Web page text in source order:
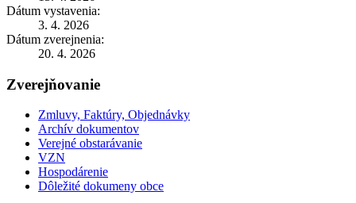
Dátum vystavenia:
3. 4. 2026
Dátum zverejnenia:
20. 4. 2026
Zverejňovanie
Zmluvy, Faktúry, Objednávky
Archív dokumentov
Verejné obstarávanie
VZN
Hospodárenie
Dôležité dokumeny obce